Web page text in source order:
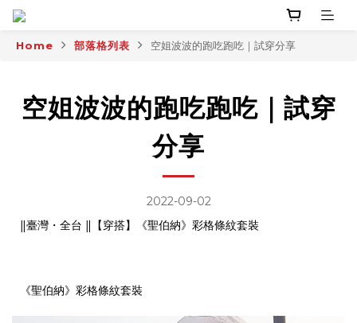
Home 部落格列表 空姐波波的跑吃跑吃｜試穿分享
空姐波波的跑吃跑吃｜試穿
分享
2022-09-02
‖臺灣・全台 ‖【穿搭】《聖伯納》彩格條紋套裝
《聖伯納》彩格條紋套裝